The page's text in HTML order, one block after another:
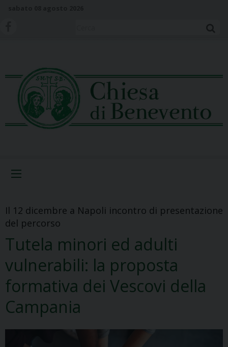
Il 12 dicembre a Napoli incontro di presentazione
del percorso
Tutela minori ed adulti
vulnerabili: la proposta
formativa dei Vescovi della
Campania